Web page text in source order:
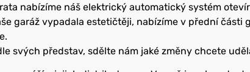
nabízíme náš elektrický automatický systém
garáž vypadala estetičtěji, nabízíme v přední
svých představ, sdělte nám jaké změny chcete